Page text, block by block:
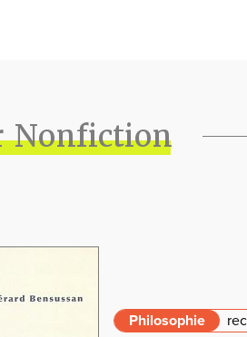
Nonfiction
Philosophie